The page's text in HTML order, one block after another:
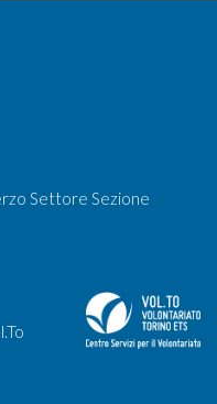
Settore Sezione